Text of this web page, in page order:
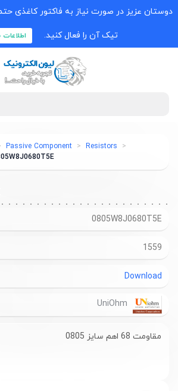
دوستان عزیز در صورت نیاز به فاکتور کاغذی
تیک آن را فعال کنید.
Passive Component
Resistors
0805W8J0680T5E
1559
Download
مقاومت 68 اهم سایز 0805